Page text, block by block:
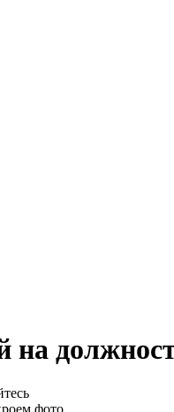
на
фото